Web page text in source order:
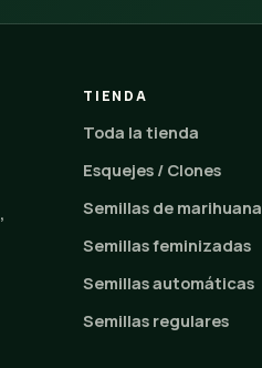
TIENDA
Toda la tienda
Esquejes / Clones
Semillas de marihuana
Semillas feminizadas
Semillas automáticas
Semillas regulares